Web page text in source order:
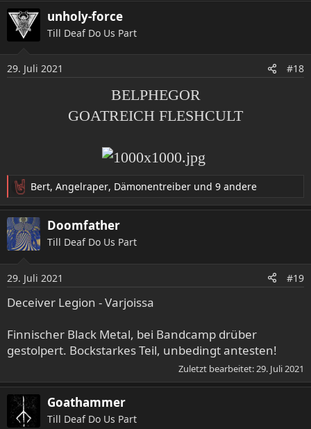
a
k
n
unholy-force
Till Deaf Do Us Part
29. Juli 2021 #18
BELPHEGOR
GOATREICH FLESHCULT
R
e
a
k
t
n
e
n
Bert, Angelraper, Dämonentreiber und 9 andere
Doomfather
Till Deaf Do Us Part
29. Juli 2021 #19
Deceiver Legion - Varjoissa
Finnischer Black Metal, bei Bandcamp drüber
gestolpert. Bockstarkes Teil, unbedingt antesten!
Zuletzt bearbeitet:29. Juli 2021
Goathammer
Till Deaf Do Us Part